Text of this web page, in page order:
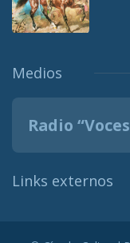
Medios
Radio
Links externos